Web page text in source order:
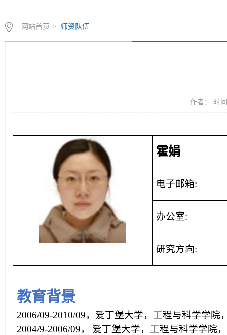
网站首页 > 师资队伍
作者： 时
霍娟
电子邮箱:
办公室:
研究方向:
教育背景
2006/09-2010/09，爱丁堡大学，工程与科学学院
2004/9-2006/09，
爱丁堡大学，工程与科学学院